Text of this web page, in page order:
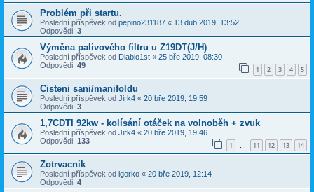
Problém při startu.
Poslední příspěvek od pepino231187 « 13 dub 2019, 13:52
Odpovědi: 3
Výměna palivového filtru u Z19DT(J/H)
Poslední příspěvek od Diablo1st « 25 bře 2019, 08:30
Odpovědi: 49 1 2 3 4 5
Cisteni sani/manifoldu
Poslední příspěvek od Jirk4 « 20 bře 2019, 19:59
Odpovědi: 3
1,7CDTI 92kw - kolísání otáček na volnoběh + zvuk
Poslední příspěvek od Jirk4 « 20 bře 2019, 19:46
Odpovědi: 133 1 … 11 12 13 14
Zotrvacnik
Poslední příspěvek od igorko « 20 bře 2019, 12:14
Odpovědi: 4